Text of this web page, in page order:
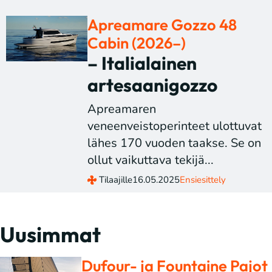
Apreamare Gozzo 48
Cabin (2026–)
– Italialainen
artesaanigozzo
Apreamaren
veneenveistoperinteet ulottuvat
lähes 170 vuoden taakse. Se on
ollut vaikuttava tekijä...
Tilaajille16.05.2025Ensiesittely
Uusimmat
Dufour- ja Fountaine Pajot